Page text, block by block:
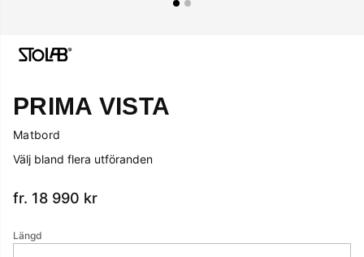
PRIMA VISTA
Matbord
Välj bland flera utföranden
fr. 18 990 kr
Längd